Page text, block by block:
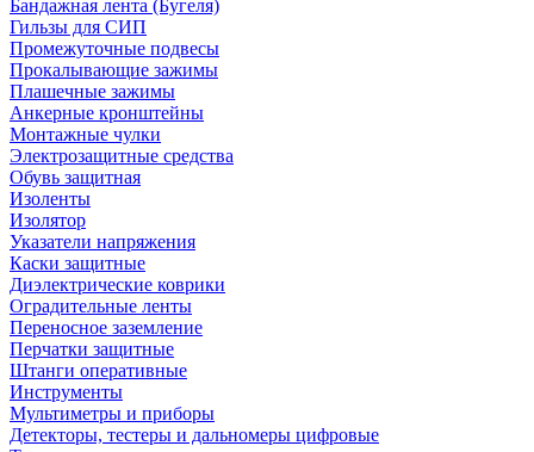
Бандажная лента (Бугеля)
Гильзы для СИП
Промежуточные подвесы
Прокалывающие зажимы
Плашечные зажимы
Анкерные кронштейны
Монтажные чулки
Электрозащитные средства
Обувь защитная
Изоленты
Изолятор
Указатели напряжения
Каски защитные
Диэлектрические коврики
Оградительные ленты
Переносное заземление
Перчатки защитные
Штанги оперативные
Инструменты
Мультиметры и приборы
Детекторы, тестеры и дальномеры цифровые